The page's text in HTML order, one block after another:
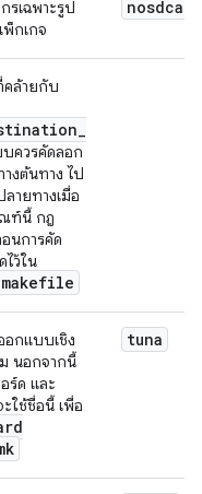
รเฉพาะรูป
กเกจ
nosdcard
คล้ายกับ
_
ควรคัดลอก
งต้นทาง ไป
ลายทางเมื่อ
ฑ์นี้ กฎ
นการคัด
ว้ใน
makefile
อกแบบเชิง
นอกจากนี้
ร์ด และ
ใช้ชื่อนี้ เพื่อ
tuna